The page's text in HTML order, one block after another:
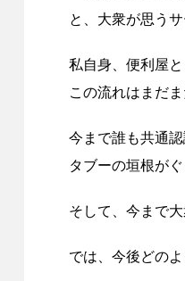
と、大衆が思う
私自身、便利屋
この流れはまだ
今まで誰も共通
タブーの垣根が
そして、今まで
では、今後どの